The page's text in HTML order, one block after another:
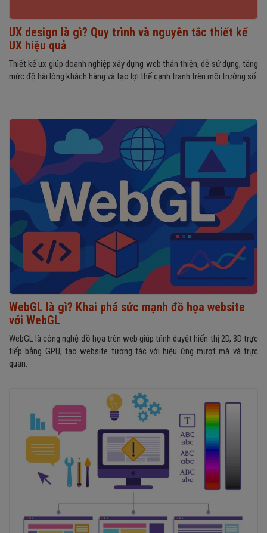
UX design là gì? Quy trình và nguyên tắc thiết kế
UX hiệu quả
Thiết kế ux giúp doanh nghiệp xây dựng web thân thiện, dễ sử dụng, tăng
mức độ hài lòng khách hàng và tạo lợi thế cạnh tranh trên môi trường số.
WebGL là gì? Khai phá sức mạnh đồ họa website
với WebGL
WebGL là công nghệ đồ họa trên web giúp trình duyệt hiển thị 2D, 3D trực
tiếp bằng GPU, tạo website tương tác với hiệu ứng mượt mà và trực
quan.